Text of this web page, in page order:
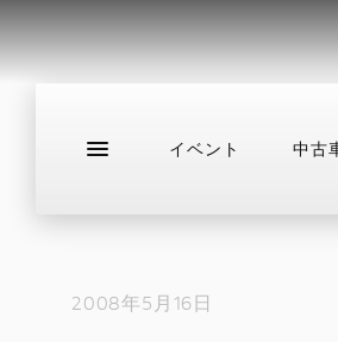
イベント 中古
2008年5月16日